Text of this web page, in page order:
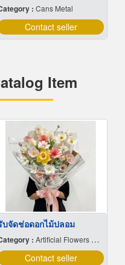
: Cans Metal
Contact seller
Item
บจัดช่อดอกไม้ปลอม
: Artificial Flowers & Plants
Contact seller